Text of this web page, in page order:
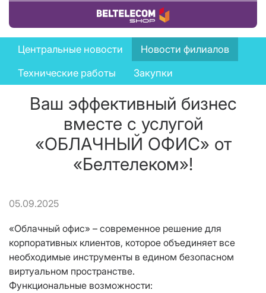
Купить товар
News
menu
Центральные новости
Новости филиалов
Технические работы
Закупки
Ваш эффективный бизнес
вместе с услугой
«ОБЛАЧНЫЙ ОФИС» от
«Белтелеком»!
05.09.2025
«Облачный офис» – современное решение для
корпоративных клиентов, которое объединяет все
необходимые инструменты в едином безопасном
виртуальном пространстве.
Функциональные возможности: